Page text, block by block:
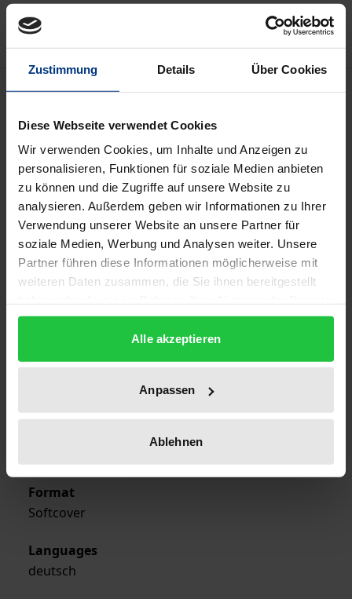
Zustimmung Details Über Cookies
Diese Webseite verwendet Cookies
Wir verwenden Cookies, um Inhalte und Anzeigen zu
personalisieren, Funktionen für soziale Medien anbieten
zu können und die Zugriffe auf unsere Website zu
analysieren. Außerdem geben wir Informationen zu Ihrer
Verwendung unserer Website an unsere Partner für
soziale Medien, Werbung und Analysen weiter. Unsere
Partner führen diese Informationen möglicherweise mit
weiteren Daten zusammen, die Sie ihnen bereitgestellt
gesammelt haben.
Alle akzeptieren
Anpassen
Ablehnen
Delivery cost notice
Bibliographical data
Edition
1
ISBN
978-3-89913-053-9
Subtitle
Band 2: Studien zur arabischen Dichtung
Publication Date
Format
Softcover
Languages
deutsch